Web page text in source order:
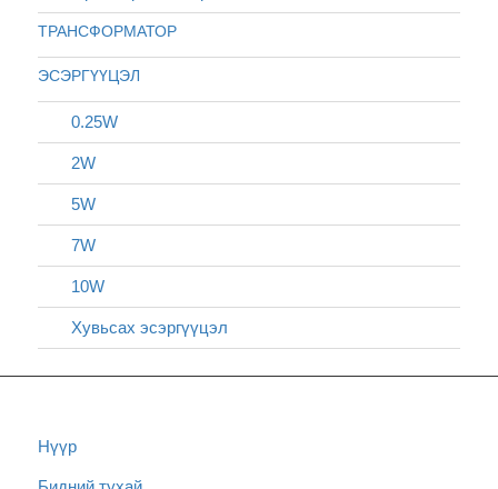
ТРАНСФОРМАТОР
ЭСЭРГҮҮЦЭЛ
0.25W
2W
5W
7W
10W
Хувьсах эсэргүүцэл
Нүүр